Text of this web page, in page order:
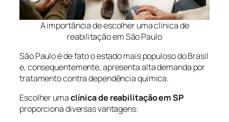
A importância de escolher uma clínica de
reabilitação em São Paulo
São Paulo é de fato o estado mais populoso do Brasil
e, consequentemente, apresenta alta demanda por
tratamento contra dependência química.
Escolher umaclínica de reabilitação em SP
proporciona diversas vantagens: